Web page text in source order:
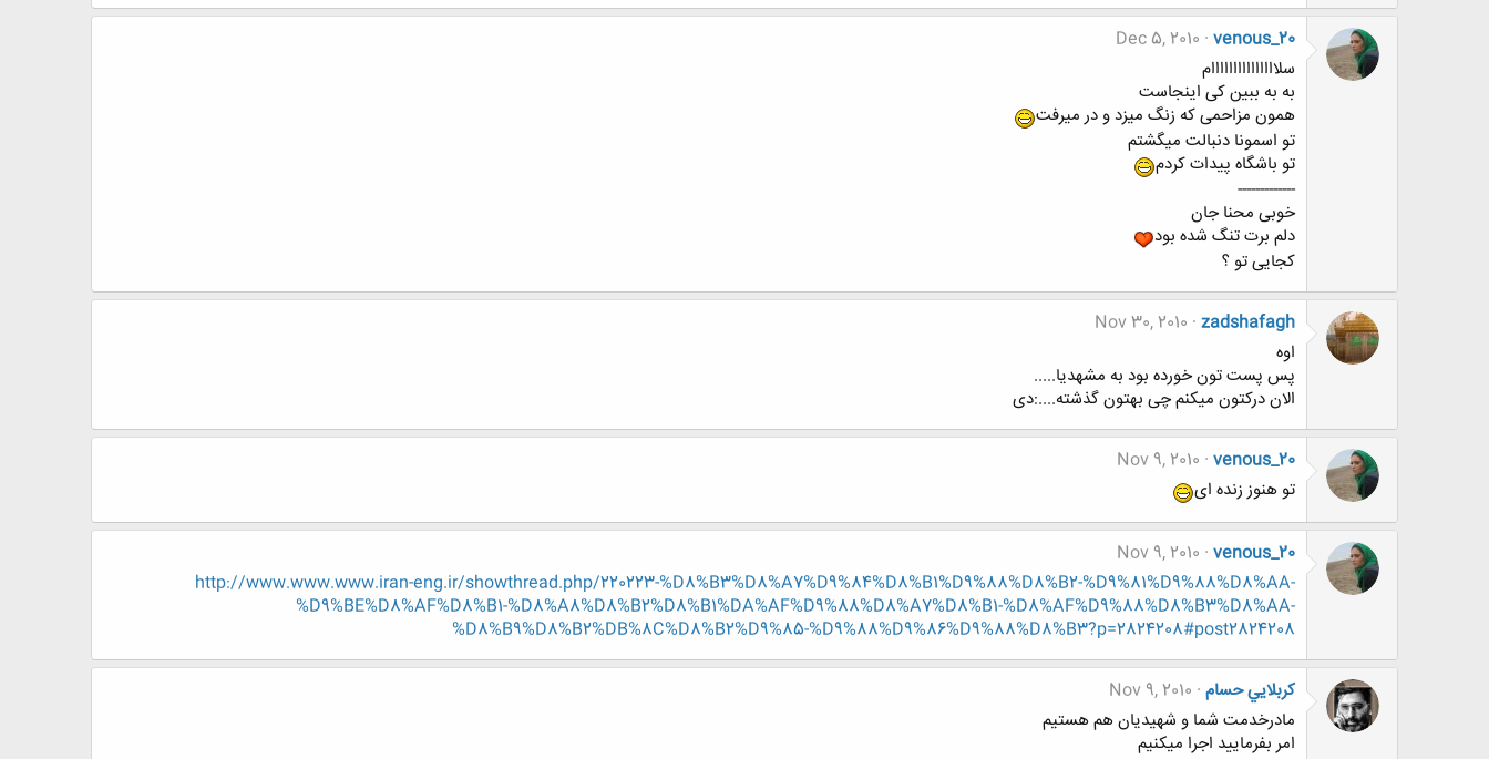
venous_20
Dec 5, 2010
سلااااااااااااااام
به به ببین کی اینجاست
همون مزاحمی که زنگ میزد و در میرفت
تو اسمونا دنبالت میگشتم
تو باشگاه پیدات کردم
-------------
خوبی محنا جان
دلم برت تنگ شده بود
کجایی تو ؟
zadshafagh
Nov 30, 2010
اوه
پس پست تون خورده بود به مشهدیا.....
الان درکتون میکنم چی بهتون گذشته....:دی
venous_20
Nov 9, 2010
تو هنوز زنده ای
venous_20
Nov 9, 2010
http://www.www.www.iran-eng.ir/showthread.php/220223-%D8%B3%D8%A7%D9%84%D8%B1%D9%88%D8%B2-%D9%81%D9%88%D8%AA-
%D9%BE%D8%AF%D8%B1-%D8%A8%D8%B2%D8%B1%DA%AF%D9%88%D8%A7%D8%B1-%D8%AF%D9%88%D8%B3%D8%AA-
%D8%B9%D8%B2%DB%8C%D8%B2%D9%85-%D9%88%D9%86%D9%88%D8%B3?p=2824208#post2824208
كربلايي حسام Nov 9, 2010
مادرخدمت شما و شهیدیان هم هستیم
امر بفرمایید اجرا میکنیم